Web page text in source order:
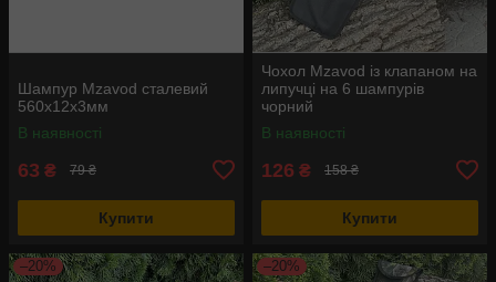
Шампур Mzavod сталевий
560х12х3мм
В наявності
63 ₴ 79 ₴
Купити
Чохол Mzavod із клапаном на
липучці на 6 шампурів
чорний
В наявності
126 ₴ 158 ₴
Купити
–20% –20%